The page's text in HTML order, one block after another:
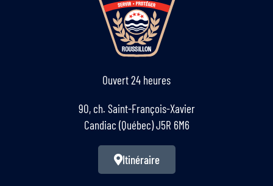
Ouvert 24 heures
90, ch. Saint-François-Xavier
Candiac (Québec) J5R 6M6
Itinéraire